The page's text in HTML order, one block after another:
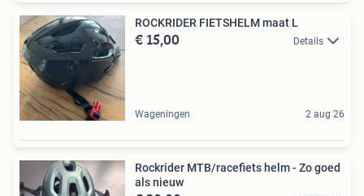
ROCKRIDER FIETSHELM maat L
€ 15,00 Details
Wageningen 2 aug 26
Rockrider MTB/racefiets helm - Zo goed
als nieuw